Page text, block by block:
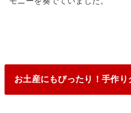
お土産にもぴったり！手作り